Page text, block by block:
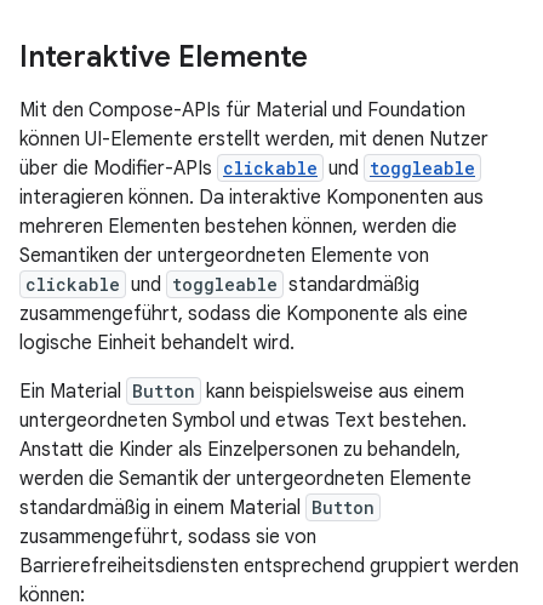
Interaktive Elemente
Mit den Compose-APIs für Material und Foundation
können UI-Elemente erstellt werden, mit denen Nutzer
über die Modifier-APIs clickable und toggleable
interagieren können. Da interaktive Komponenten aus
mehreren Elementen bestehen können, werden die
Semantiken der untergeordneten Elemente von
clickable und toggleable standardmäßig
zusammengeführt, sodass die Komponente als eine
logische Einheit behandelt wird.
Ein Material Button kann beispielsweise aus einem
untergeordneten Symbol und etwas Text bestehen.
Anstatt die Kinder als Einzelpersonen zu behandeln,
werden die Semantik der untergeordneten Elemente
standardmäßig in einem Material Button
zusammengeführt, sodass sie von
Barrierefreiheitsdiensten entsprechend gruppiert werden
können: